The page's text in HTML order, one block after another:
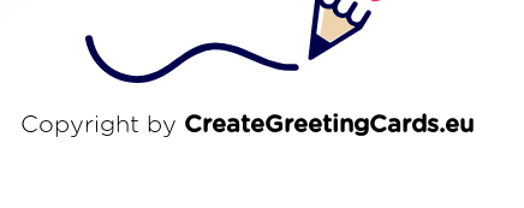
Copyright by CreateGreetingCards.eu